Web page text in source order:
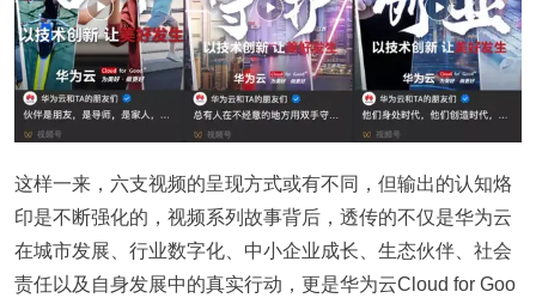
这样一来，六支视频的呈现方式或有不同，但输出的认知烙
印是不断强化的，视频系列故事背后，透传的不仅是华为云
在城市发展、行业数字化、中小企业成长、生态伙伴、社会
责任以及自身发展中的真实行动，更是华为云Cloud for Goo